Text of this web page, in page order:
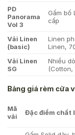
PD
Panorama
Vol 3
Gấm bố
cấp
Vải Linen
(basic)
Linen
Linen,
Vải Linen
SG
Nhiều
(Cotton,
Bảng giá rèm cửa
Mã
vải
Đặc điểm chất